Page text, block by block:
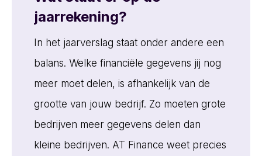
jaarrekening?
In het jaarverslag staat onder andere een
balans. Welke financiële gegevens jij nog
meer moet delen, is afhankelijk van de
grootte van jouw bedrijf. Zo moeten grote
bedrijven meer gegevens delen dan
kleine bedrijven. AT Finance weet precies